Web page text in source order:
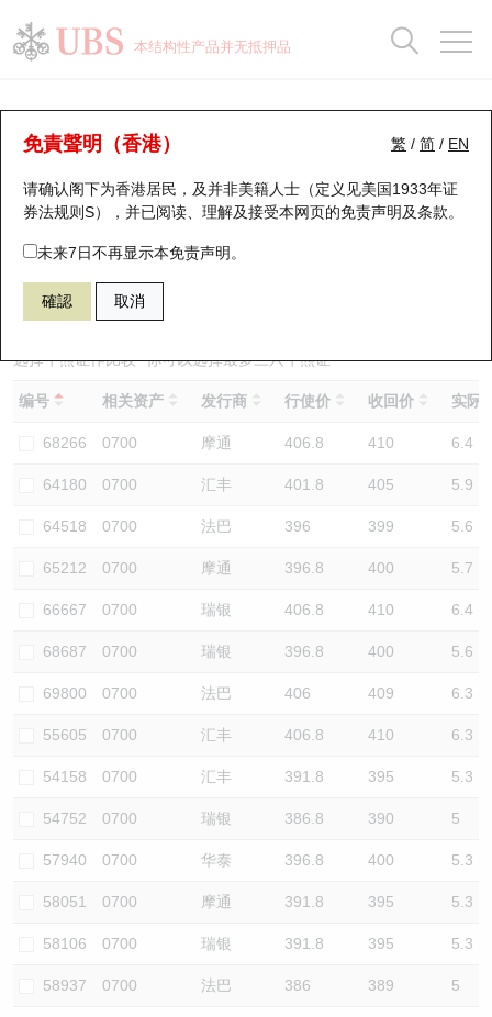
本结构性产品并无抵押品
繁 / 简 / EN
免責聲明（香港）
请确认阁下为香港居民，及并非美籍人士（定义见美国1933年证
券法规则S），并已阅读、理解及接受本网页的免责声明及条款。
未来7日不再显示本免责声明。
確認 取消
牛熊证分析仪
表现 街货统计 比较
56314 瑞银牛证 0700 腾讯控股
选择牛熊证作比较 *你可以选择最多三只牛熊证
编号 相关资产 发行商 行使价 收回价 实际
68266 0700 摩通 406.8 410 6.4
64180 0700 汇丰 401.8 405 5.9
64518 0700 法巴 396 399 5.6
65212 0700 摩通 396.8 400 5.7
66667 0700 瑞银 406.8 410 6.4
68687 0700 瑞银 396.8 400 5.6
69800 0700 法巴 406 409 6.3
55605 0700 汇丰 406.8 410 6.3
54158 0700 汇丰 391.8 395 5.3
54752 0700 瑞银 386.8 390 5
57940 0700 华泰 396.8 400 5.3
58051 0700 摩通 391.8 395 5.3
58106 0700 瑞银 391.8 395 5.3
58937 0700 法巴 386 389 5
瑞银认股证一览
新发行瑞银认股证
即将到期认股证
认股证到期结算价查找
认股证分析仪
认股证速算机
认股证/牛熊证日志
认股证文件及公告
街货统计
比较
牛熊全景快搜
牛熊证搜寻
牛熊证街货分布图
正股牛熊证列表
新发行瑞银牛熊证
已收回牛熊证剩余价值
牛熊证到期结算价查找
牛熊证分析仪
牛熊证文件及公告
牛熊证文件及公告 (瑞信)
街货统计
比较
十大升幅/跌幅
十大认股证成交分布
十天股证占大市成交
资金流
街货统计
三十大平均引伸波幅
正股分析仪
二十大活跃股份
恒指成份股
国指成份股
科指成份股
相关资产沽空
中资ETFs溢价比较
AH 股价对照
ADR
收市竞价变化
持股比重
显示所有持股比重
每月轮证大市专题
轮证专栏
讲座及教育短片
认股证投资者教育
牛熊证投资者教育
认股证牛熊证常问问题